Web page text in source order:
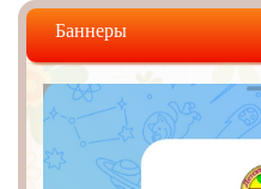
Баннеры